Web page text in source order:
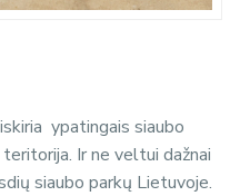
ypatingais siaubo
Ir ne veltui dažnai
siaubo parkų Lietuvoje.